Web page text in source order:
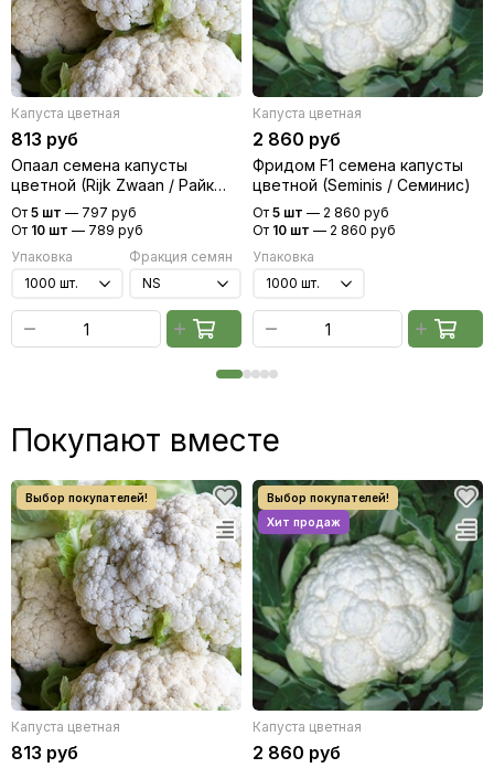
Капуста цветная
813 руб
Опаал семена капусты
цветной (Rijk Zwaan / Райк
Цваан)
От 5 шт — 797 руб
От 10 шт — 789 руб
Упаковка
Фракция семян
Капуста цветная
2 860 руб
Фридом F1 семена капусты
цветной (Seminis / Семинис)
От 5 шт — 2 860 руб
От 10 шт — 2 860 руб
Упаковка
Покупают вместе
Капуста цветная
813 руб
Капуста цветная
2 860 руб